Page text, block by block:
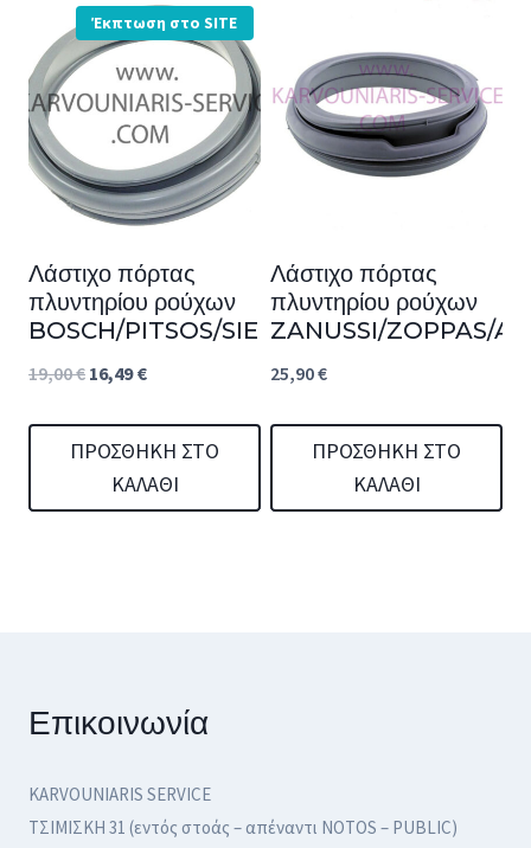
Έκπτωση στο SITE
Λάστιχο πόρτας
πλυντηρίου ρούχων
BOSCH/PITSOS/SIEMENS
19,00€ Original
was:
19,00 €.
16,49€Η
τιμή
είναι:
ΠΡΟΣΘΉΚΗ ΣΤΟ
ΚΑΛΆΘΙ
Λάστιχο πόρτας
πλυντηρίου ρούχων
ZANUSSI/ZOPPAS/
25,90€
ΠΡΟΣΘΉΚΗ ΣΤΟ
ΚΑΛΆΘΙ
Επικοινωνία
KARVOUNIARIS SERVICE
ΤΣΙΜΙΣΚΗ 31 (εντός στοάς – απέναντι NOTOS – PUBLIC)